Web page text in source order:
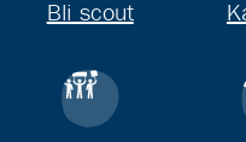
Bli scout